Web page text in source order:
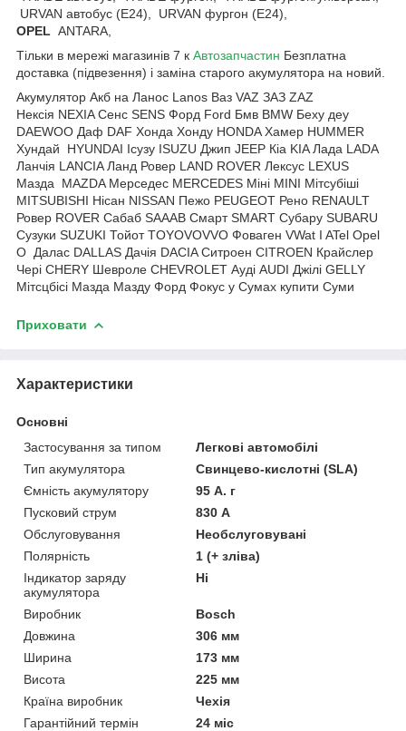
URVAN автобус (E24), URVAN фургон (E24),
OPEL ANTARA,
Тільки в мережі магазинів 7 к Автозапчастин Безплатна
доставка (підвезення) і заміна старого акумулятора на новий.
Акумулятор Акб на Ланос Lanos Ваз VAZ ЗАЗ ZAZ
Нексія NEXIA Сенс SENS Форд Ford Бмв BMW Беху деу
DAEWOO Даф DAF Хонда Хонду HONDA Хамер HUMMER
Хундай HYUNDAI Ісузу ISUZU Джип JEEP Кіа KIA Лада LADA
Ланчія LANCIA Ланд Ровер LAND ROVER Лексус LEXUS
Мазда MAZDA Мерседес MERCEDES Міні MINI Мітсубіші
MITSUBISHI Нісан NISSAN Пежо PEUGEOT Рено RENAULT
Ровер ROVER Сабаб SAAAB Смарт SMART Субару SUBARU
Сузуки SUZUKI Тойот TOYOVOVVO Фоваген VWat I ATel Opel
O Далас DALLAS Дачія DACIA Ситроен CITROEN Крайслер
Чері CHERY Шевроле CHEVROLET Ауді AUDI Джілі GELLY
Мітсцбісі Мазда Мазду Форд Фокус у Сумах купити Суми
Приховати
Характеристики
Основні
Застосування за типом
Легкові автомобілі
Тип акумулятора
Свинцево-кислотні (SLA)
Ємність акумулятору
95 А. г
Пусковий струм
830 А
Обслуговування
Необслуговувані
Полярність
1 (+ зліва)
Індикатор заряду
акумулятора
Ні
Виробник
Bosch
Довжина
306 мм
Ширина
173 мм
Висота
225 мм
Країна виробник
Чехія
Гарантійний термін
24 міс